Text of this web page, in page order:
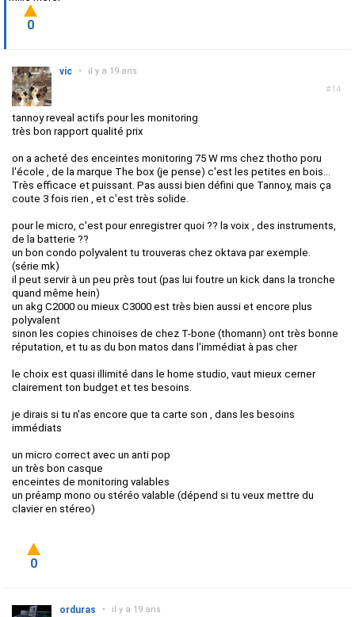
0
#14
vic • il y a 19 ans
tannoy reveal actifs pour les monitoring
très bon rapport qualité prix
on a acheté des enceintes monitoring 75 W rms chez thotho poru
l'école , de la marque The box (je pense) c'est les petites en bois...
Très efficace et puissant. Pas aussi bien défini que Tannoy, mais ça
coute 3 fois rien , et c'est très solide.
pour le micro, c'est pour enregistrer quoi ?? la voix , des instruments,
de la batterie ??
un bon condo polyvalent tu trouveras chez oktava par exemple.
(série mk)
il peut servir à un peu près tout (pas lui foutre un kick dans la tronche
quand même hein)
un akg C2000 ou mieux C3000 est très bien aussi et encore plus
polyvalent
sinon les copies chinoises de chez T-bone (thomann) ont très bonne
réputation, et tu as du bon matos dans l'immédiat à pas cher
le choix est quasi illimité dans le home studio, vaut mieux cerner
clairement ton budget et tes besoins.
je dirais si tu n'as encore que ta carte son , dans les besoins
immédiats
un micro correct avec un anti pop
un très bon casque
enceintes de monitoring valables
un préamp mono ou stéréo valable (dépend si tu veux mettre du
clavier en stéreo)
0
orduras • il y a 19 ans